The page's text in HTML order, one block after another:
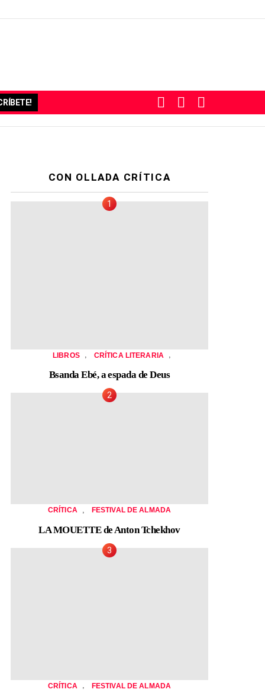
SWITCH
SKIN
BUSCAR
CON OLLADA CRÍTICA
LIBROS , CRÍTICA LITERARIA ,
Bsanda Ebé, a espada de Deus
CRÍTICA FESTIVAL DE ALMADA
LA MOUETTE de Anton Tchekhov
CRÍTICA FESTIVAL DE ALMADA